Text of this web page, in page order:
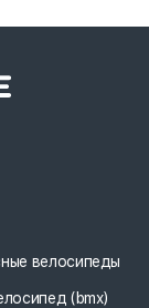
велосипеды
(bmx)